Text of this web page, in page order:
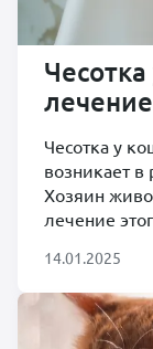
Чесотка у
возникает в
Хозяин
лечение
14.01.2025